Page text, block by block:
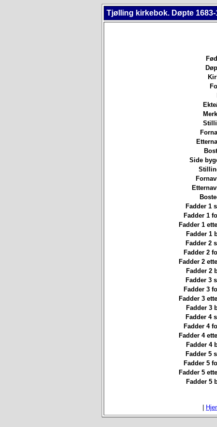
Tjølling kirkebok. Døpte 1683-
Side
Fadder 1
Fadder 1
Fadder 1
Fadder 1
Fadder 2
Fadder 2
Fadder 2
Fadder 2
Fadder 3
Fadder 3
Fadder 3
Fadder 3
Fadder 4
Fadder 4
Fadder 4
Fadder 4
Fadder 5
Fadder 5
Fadder 5
Fadder 5